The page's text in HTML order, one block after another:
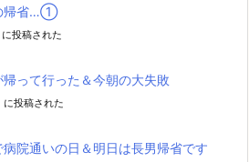
帰省…➀
投稿された
帰って行った＆今朝の大失敗
投稿された
病院通いの日＆明日は長男帰省です